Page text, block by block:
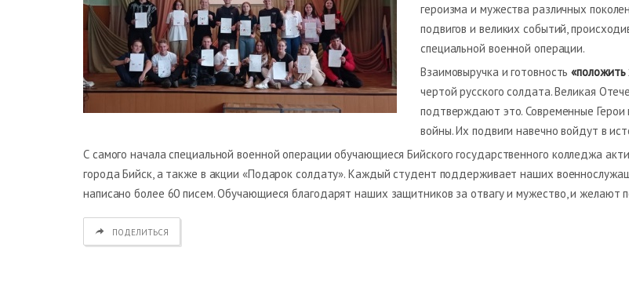
героизма и мужества различных
подвигов и великих событий,
специальной военной операции.
Взаимовыручка и готовность
чертой русского солдата. Великая
подтверждают это. Современные
войны. Их подвиги навечно войдут в
С самого начала специальной военной операции обучающиеся Бийского государственного колледжа
города Бийск, а также в акции «Подарок солдату». Каждый студент поддерживает наших
написано более 60 писем. Обучающиеся благодарят наших защитников за отвагу и мужество, и желают
ПОДЕЛИТЬСЯ